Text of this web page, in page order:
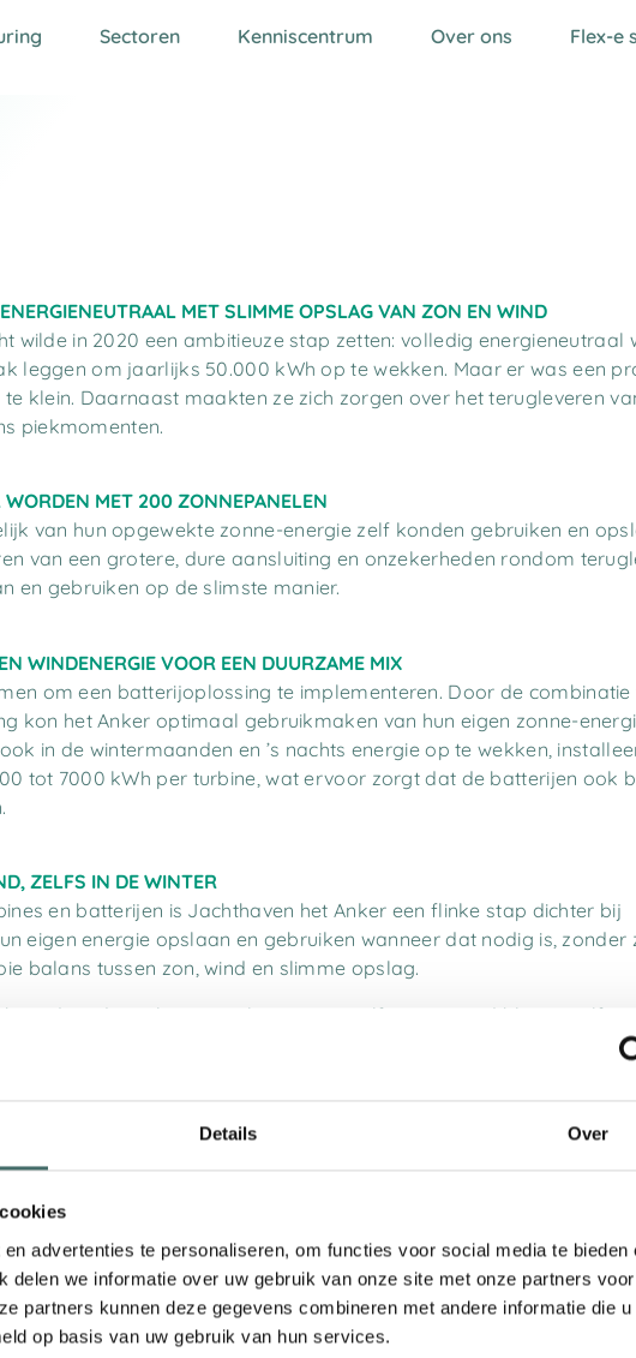
Details Over
advertenties te personaliseren, om functies voor social media te bieden
delen we informatie over uw gebruik van onze site met onze partners
partners kunnen deze gegevens combineren met andere informatie die
op basis van uw gebruik van hun services.
Sectoren Kenniscentrum Over ons Flex-e
MET SLIMME OPSLAG VAN ZON EN WIND
wilde in 2020 een ambitieuze stap zetten: volledig energieneutraal
leggen om jaarlijks 50.000 kWh op te wekken. Maar er was een
klein. Daarnaast maakten ze zich zorgen over het terugleveren
piekmomenten.
WORDEN MET 200 ZONNEPANELEN
van hun opgewekte zonne-energie zelf konden gebruiken en
van een grotere, dure aansluiting en onzekerheden rondom
en gebruiken op de slimste manier.
WINDENERGIE VOOR EEN DUURZAME MIX
om een batterijoplossing te implementeren. Door de combinatie
kon het Anker optimaal gebruikmaken van hun eigen zonne-
in de wintermaanden en ’s nachts energie op te wekken,
tot 7000 kWh per turbine, wat ervoor zorgt dat de batterijen ook
ZELFS IN DE WINTER
en batterijen is Jachthaven het Anker een flinke stap dichter bij
eigen energie opslaan en gebruiken wanneer dat nodig is, zonder
balans tussen zon, wind en slimme opslag.
op de toekomst en kunnen we zelfvoorzienend blijven, zelfs in
geen luxe, maar een slimme investering.
Neem contact met
Naam
kan bijdragen